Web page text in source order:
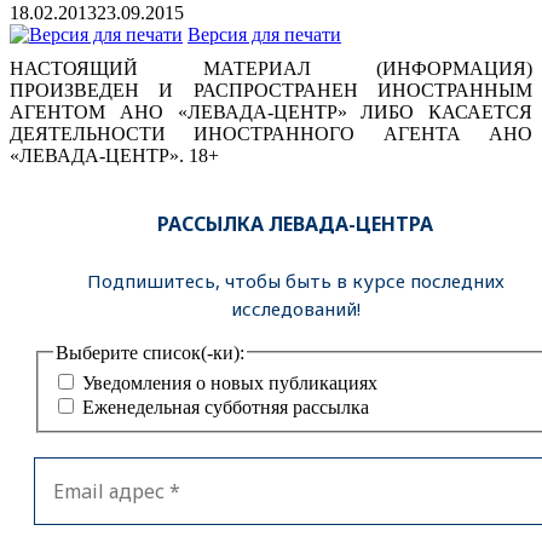
18.02.201323.09.2015
Версия для печати
НАСТОЯЩИЙ МАТЕРИАЛ (ИНФОРМАЦИЯ)
ПРОИЗВЕДЕН И РАСПРОСТРАНЕН ИНОСТРАННЫМ
АГЕНТОМ АНО «ЛЕВАДА-ЦЕНТР» ЛИБО КАСАЕТСЯ
ДЕЯТЕЛЬНОСТИ ИНОСТРАННОГО АГЕНТА АНО
«ЛЕВАДА-ЦЕНТР». 18+
РАССЫЛКА ЛЕВАДА-ЦЕНТРА
Подпишитесь, чтобы быть в курсе последних
исследований!
Выберите список(-ки):
Уведомления о новых публикациях
Еженедельная субботняя рассылка